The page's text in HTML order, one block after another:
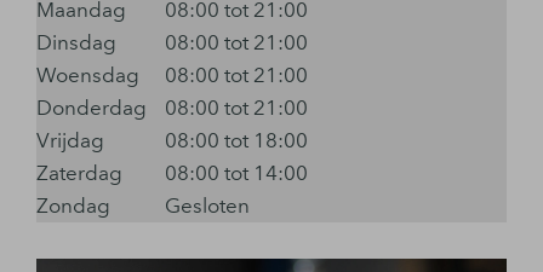
Maandag
Dinsdag
Woensdag
Donderdag
Vrijdag
Zaterdag
Zondag
08:00 tot 21:00
08:00 tot 21:00
08:00 tot 21:00
08:00 tot 21:00
08:00 tot 18:00
08:00 tot 14:00
Gesloten